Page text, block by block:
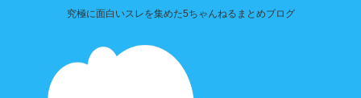
究極に面白いスレを集めた5ちゃんねるまとめブログ